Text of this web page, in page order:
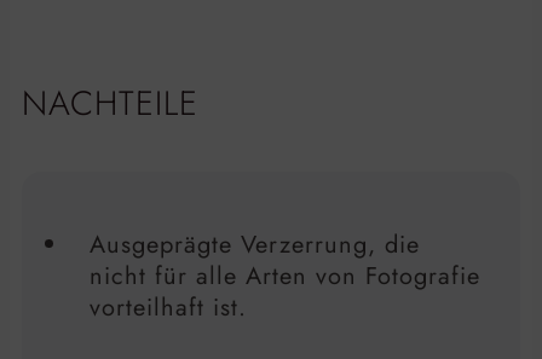
NACHTEILE
Ausgeprägte Verzerrung, die
nicht für alle Arten von Fotografie
vorteilhaft ist.